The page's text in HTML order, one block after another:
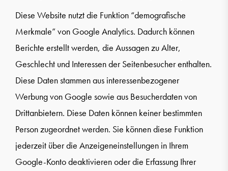
Diese Website nutzt die Funktion “demografische
Merkmale” von Google Analytics. Dadurch können
Berichte erstellt werden, die Aussagen zu Alter,
Geschlecht und Interessen der Seitenbesucher enthalten.
Diese Daten stammen aus interessenbezogener
Werbung von Google sowie aus Besucherdaten von
Drittanbietern. Diese Daten können keiner bestimmten
Person zugeordnet werden. Sie können diese Funktion
jederzeit über die Anzeigeneinstellungen in Ihrem
Google-Konto deaktivieren oder die Erfassung Ihrer